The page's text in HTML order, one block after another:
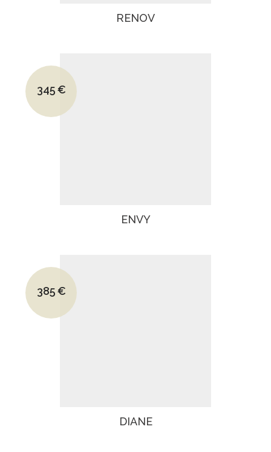
RENOV
Le prix initial était : 550€.
345€
Le prix actuel est : 345€.
ENVY
Le prix initial était : 825€.
385€
Le prix actuel est : 385€.
DIANE